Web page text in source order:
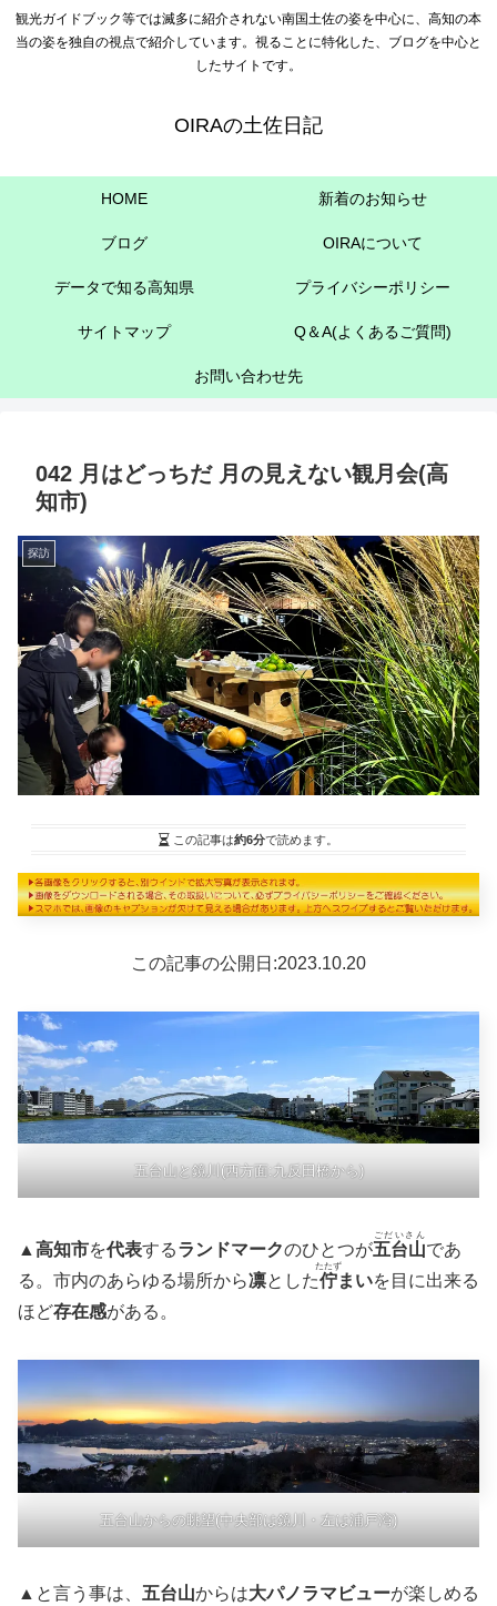
観光ガイドブック等では滅多に紹介されない南国土佐の姿を中心に、高知の本
当の姿を独自の視点で紹介しています。視ることに特化した、ブログを中心と
したサイトです。
OIRAの土佐日記
HOME 新着のお知らせ
ブログ OIRAについて
データで知る高知県 プライバシーポリシー
サイトマップ Q＆A(よくあるご質問)
お問い合わせ先
042 月はどっちだ 月の見えない観月会(高
知市)
探訪
この記事は約6分で読めます。
この記事の公開日:2023.10.20
五台山と鏡川(西方面:九反田橋から)
▲ 高知市を代表するランドマークのひとつが五台山
ごだいさん
であ
る。市内のあらゆる場所から凛とした佇
たたず
まいを目に出来る
ほど存在感がある。
五台山からの眺望(中央部は鏡川・左は浦戸湾)
▲と言う事は、 五台山からは大パノラマビューが楽しめる